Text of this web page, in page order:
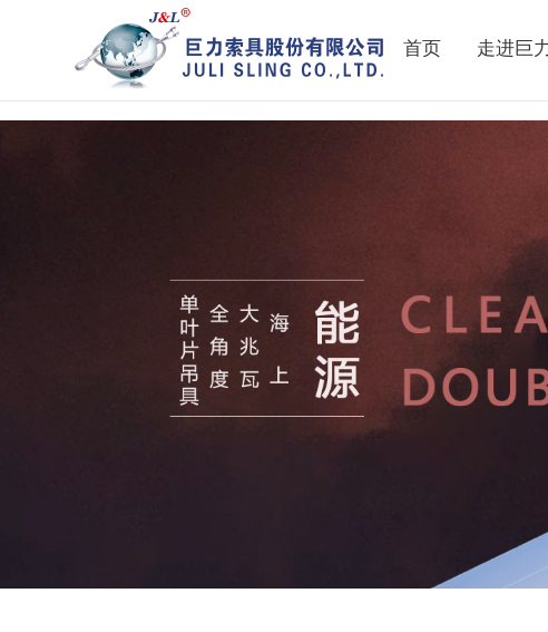
911吃瓜网|吃瓜网黑料|吃瓜网在线|吃瓜网在线观看
首页 走进巨